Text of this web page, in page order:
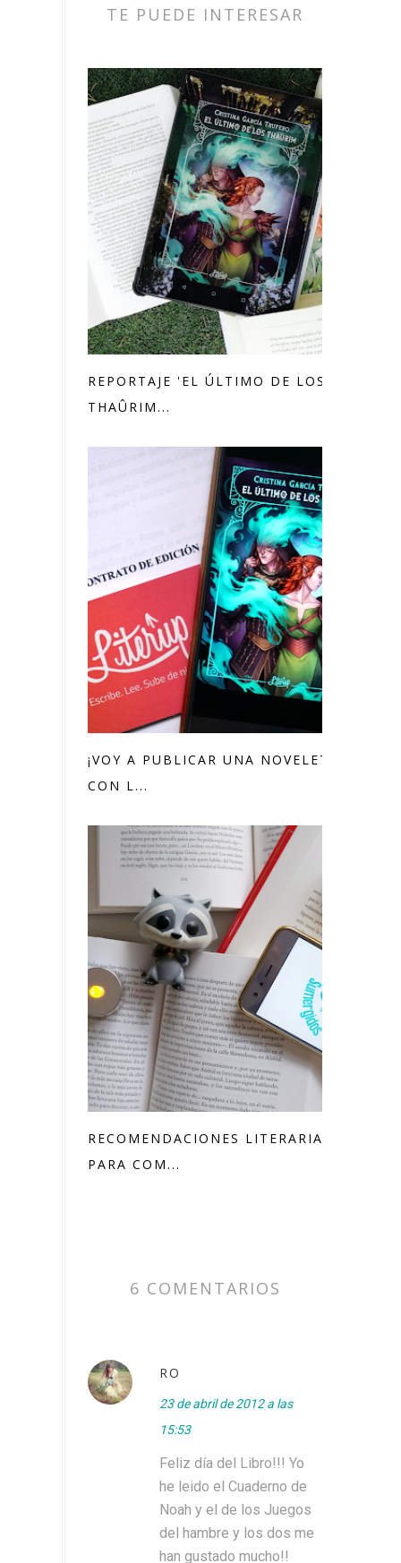
TE PUEDE INTERESAR
REPORTAJE 'EL ÚLTIMO DE LOS
THAÛRIM...
¡VOY A PUBLICAR UNA NOVELETTE
CON L...
RECOMENDACIONES LITERARIAS
PARA COM...
6 COMENTARIOS
RO
23 de abril de 2012 a las
15:53
Feliz día del Libro!!! Yo
he leido el Cuaderno de
Noah y el de los Juegos
del hambre y los dos me
han gustado mucho!!